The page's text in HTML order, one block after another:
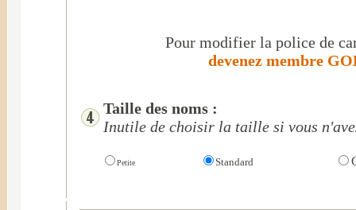
Pour modifier la police de
devenez membre
Taille des noms :
Inutile de choisir la taille si vous
Petite Standard